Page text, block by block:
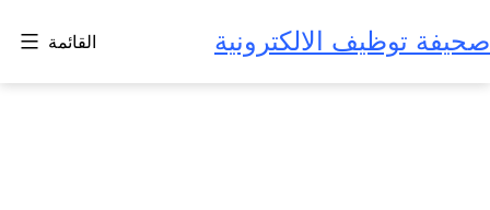
إلى
المحتوى
صحيفة توظيف الالكترونية القائمة